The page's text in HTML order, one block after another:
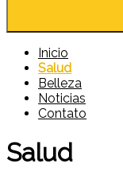
Inicio
Salud
Belleza
Noticias
Contato
Salud